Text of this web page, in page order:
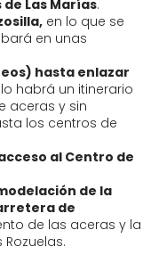
Las Marías.
en lo que se
en unas
hasta enlazar
habrá un itinerario
aceras y sin
los centros de
al Centro de
de la
de
de las aceras y la